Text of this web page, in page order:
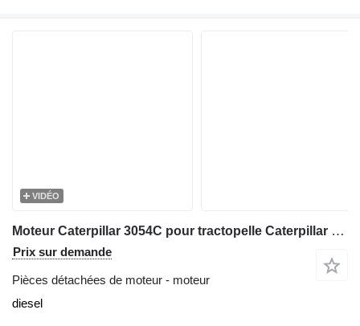
VIDÉO
Moteur Caterpillar 3054C pour tractopelle Caterpillar 416D, 420D
Prix sur demande
Pièces détachées de moteur - moteur
diesel